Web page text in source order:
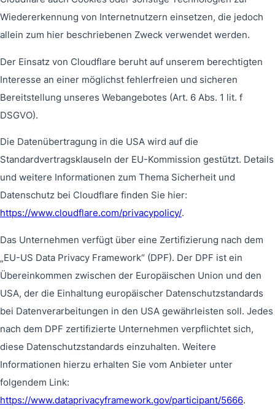
Wiedererkennung von Internetnutzern einsetzen, die jedoch
allein zum hier beschriebenen Zweck verwendet werden.
Der Einsatz von Cloudflare beruht auf unserem berechtigten
Interesse an einer möglichst fehlerfreien und sicheren
Bereitstellung unseres Webangebotes (Art. 6 Abs. 1 lit. f
DSGVO).
Die Datenübertragung in die USA wird auf die
Standardvertragsklauseln der EU-Kommission gestützt. Details
und weitere Informationen zum Thema Sicherheit und
Datenschutz bei Cloudflare finden Sie hier:
https://www.cloudflare.com/privacypolicy/.
Das Unternehmen verfügt über eine Zertifizierung nach dem
„EU-US Data Privacy Framework“ (DPF). Der DPF ist ein
Übereinkommen zwischen der Europäischen Union und den
USA, der die Einhaltung europäischer Datenschutzstandards
bei Datenverarbeitungen in den USA gewährleisten soll. Jedes
nach dem DPF zertifizierte Unternehmen verpflichtet sich,
diese Datenschutzstandards einzuhalten. Weitere
Informationen hierzu erhalten Sie vom Anbieter unter
folgendem Link:
https://www.dataprivacyframework.gov/participant/5666.